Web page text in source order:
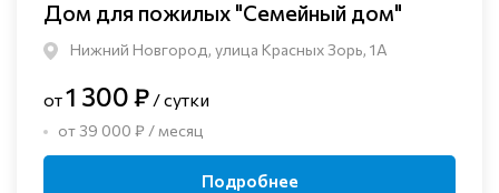
Дом для пожилых "Семейный дом"
Нижний Новгород, улица Красных Зорь, 1А
от1 300 ₽ / сутки
от 39 000 ₽ / месяц
Подробнее